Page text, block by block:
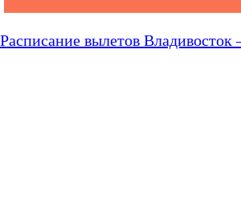
Расписание вылетов